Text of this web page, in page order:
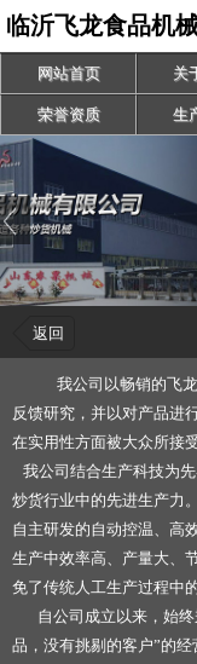
临沂飞龙食品机
网站首页 关
荣誉资质 生
返回
我公司以畅销的飞
反馈研究，并以对产品进
在实用性方面被大众所接
我公司结合生产科技为
炒货行业中的先进生产力
自主研发的自动控温、高
生产中效率高、产量大、
免了传统人工生产过程中
自公司成立以来，始
品，没有挑剔的客户”的